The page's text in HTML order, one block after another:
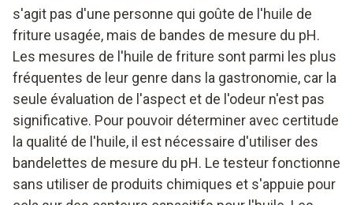
s'agit pas d'une personne qui goûte de l'huile de
friture usagée, mais de bandes de mesure du pH.
Les mesures de l'huile de friture sont parmi les plus
fréquentes de leur genre dans la gastronomie, car la
seule évaluation de l'aspect et de l'odeur n'est pas
significative. Pour pouvoir déterminer avec certitude
la qualité de l'huile, il est nécessaire d'utiliser des
bandelettes de mesure du pH. Le testeur fonctionne
sans utiliser de produits chimiques et s'appuie pour